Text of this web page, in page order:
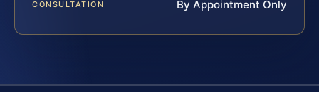
CONSULTATION By Appointment Only